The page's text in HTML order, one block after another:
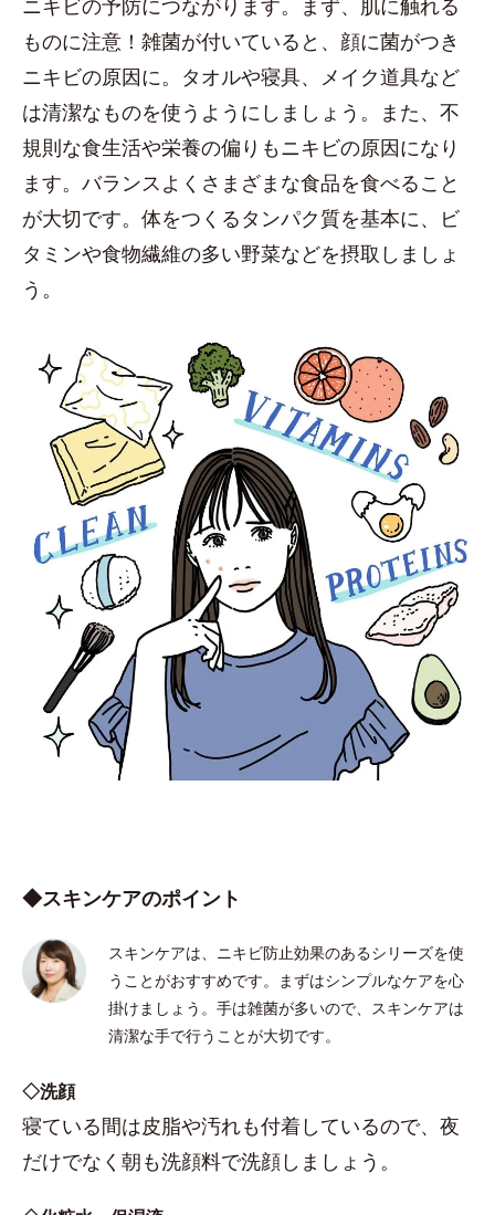
ニキビの予防につながります。まず、肌に触れる
ものに注意！雑菌が付いていると、顔に菌がつき
ニキビの原因に。タオルや寝具、メイク道具など
は清潔なものを使うようにしましょう。また、不
規則な食生活や栄養の偏りもニキビの原因になり
ます。バランスよくさまざまな食品を食べること
が大切です。体をつくるタンパク質を基本に、ビ
タミンや食物繊維の多い野菜などを摂取しましょ
う。
◆スキンケアのポイント
スキンケアは、ニキビ防止効果のあるシリーズを使
うことがおすすめです。まずはシンプルなケアを心
掛けましょう。手は雑菌が多いので、スキンケアは
清潔な手で行うことが大切です。
◇洗顔
寝ている間は皮脂や汚れも付着しているので、夜
だけでなく朝も洗顔料で洗顔しましょう。